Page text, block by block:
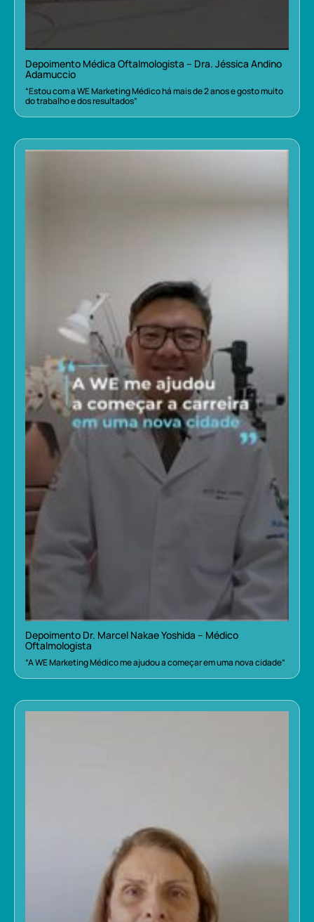
Depoimento Médica Oftalmologista – Dra. Jéssica Andino
Adamuccio
“Estou com a WE Marketing Médico há mais de 2 anos e gosto muito
do trabalho e dos resultados”
Depoimento Dr. Marcel Nakae Yoshida – Médico
Oftalmologista
“A WE Marketing Médico me ajudou a começar em uma nova cidade”